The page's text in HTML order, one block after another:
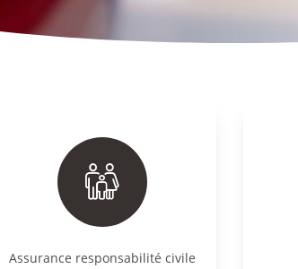
Assurance responsabilité civile